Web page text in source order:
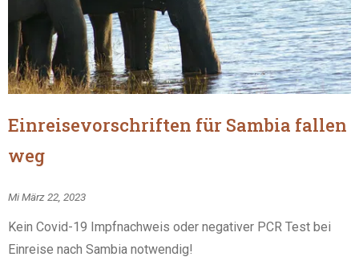
Einreisevorschriften für Sambia fallen
weg
Mi März 22, 2023
Kein Covid-19 Impfnachweis oder negativer PCR Test bei
Einreise nach Sambia notwendig!